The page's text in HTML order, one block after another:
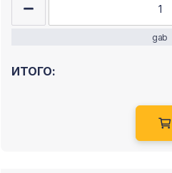
gab
ИТОГО: